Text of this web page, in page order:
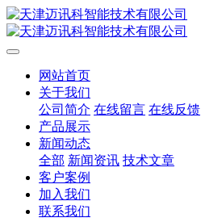
网站首页
关于我们
公司简介 在线留言 在线反馈
产品展示
新闻动态
全部 新闻资讯 技术文章
客户案例
加入我们
联系我们